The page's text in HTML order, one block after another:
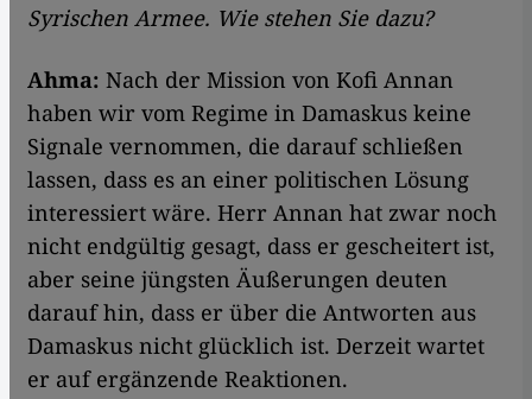
Syrischen Armee. Wie stehen Sie dazu?
Ahma: Nach der Mission von Kofi Annan
haben wir vom Regime in Damaskus keine
Signale vernommen, die darauf schließen
lassen, dass es an einer politischen Lösung
interessiert wäre. Herr Annan hat zwar noch
nicht endgültig gesagt, dass er gescheitert ist,
aber seine jüngsten Äußerungen deuten
darauf hin, dass er über die Antworten aus
Damaskus nicht glücklich ist. Derzeit wartet
er auf ergänzende Reaktionen.